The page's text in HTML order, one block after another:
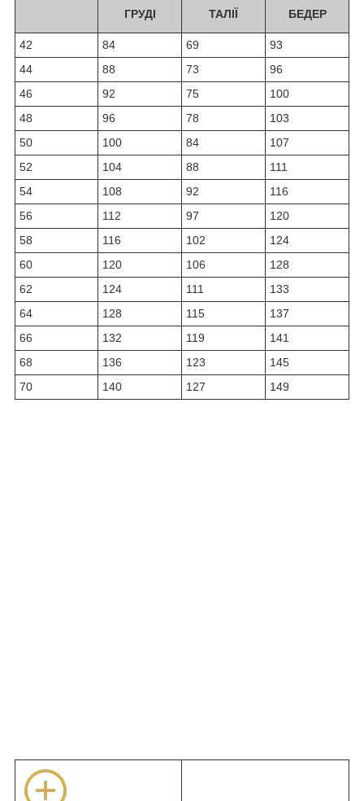
ГРУДІ
ТАЛІЇ
БЕДЕР
42 84 69
93
44
88 73
96
46
92 75
100
48
96 78
103
50
100 84
107
52
104 88
111
54
108 92
116
56
112 97
120
58
116 102
124
60
120 106
128
62
124 111
133
64
128 115
137
66
132 119
141
68
136 123
145
70
140 127 149